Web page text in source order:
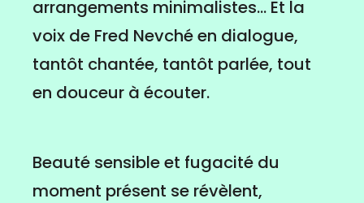
arrangements minimalistes... Et la
voix de Fred Nevché en dialogue,
tantôt chantée, tantôt parlée, tout
en douceur à écouter.
Beauté sensible et fugacité du
moment présent se révèlent,